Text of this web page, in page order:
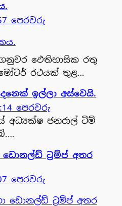
පෙරවරු
ඵෙතිහාසික රතු
රථයක් තුළ…
ඉල්ලා අස්වෙයි.
පෙරවරු
අධ්‍යක්ෂ ජනරාල් ටිම්
ඩොනල්ඩ් ට්‍රම්ප් අතර
පෙරවරු